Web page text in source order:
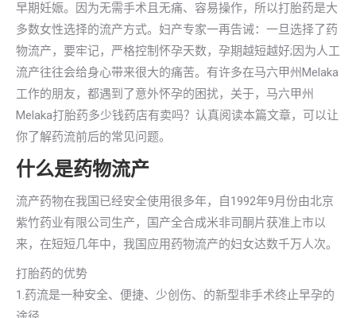
早期妊娠。因为无需手术且无痛、容易操作，所以打胎药是大
多数女性选择的流产方式。妇产专家一再告诫：一旦选择了药
物流产，要牢记，严格控制怀孕天数，孕期越短越好;因为人工
流产往往会给身心带来很大的痛苦。有许多在马六甲州Melaka
工作的朋友，都遇到了意外怀孕的困扰，关于，马六甲州
Melaka打胎药多少钱药店有卖吗？认真阅读本篇文章，可以让
你了解药流前后的常见问题。
什么是药物流产
流产药物在我国已经安全使用很多年，自1992年9月份由北京
紫竹药业有限公司生产，国产全合成米非司酮片获准上市以
来，在短短几年中，我国应用药物流产的妇女达数千万人次。
打胎药的优势
1.药流是一种安全、便捷、少创伤、的新型非手术终止早孕的